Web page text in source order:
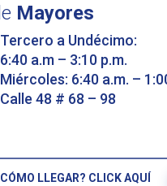
Mayores
Tercero a Undécimo:
6:40 a.m – 3:10 p.m.
Miércoles: 6:40 a.m. –
Calle 48 # 68 – 98
LLEGAR? CLICK AQUÍ